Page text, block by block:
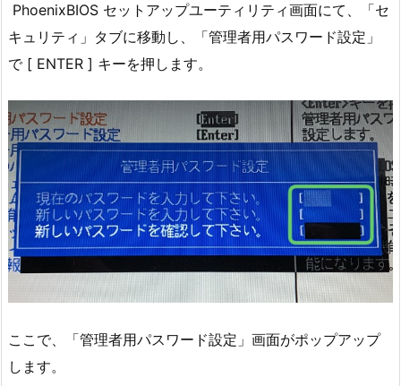
PhoenixBIOS セットアップユーティリティ画面にて、「セ
キュリティ」タブに移動し、「管理者用パスワード設定」
で [ ENTER ] キーを押します。
ここで、「管理者用パスワード設定」画面がポップアップ
します。